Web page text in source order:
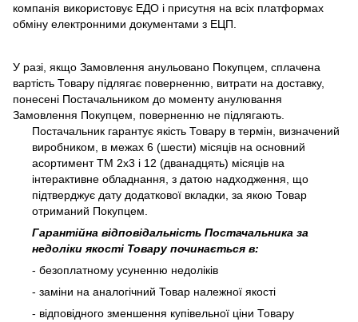
компанія використовує ЕДО і присутня на всіх платформах
обміну електронними документами з ЕЦП.
У разі, якщо Замовлення анульовано Покупцем, сплачена
вартість Товару підлягає поверненню, витрати на доставку,
понесені Постачальником до моменту анулювання
Замовлення Покупцем, поверненню не підлягають.
Постачальник гарантує якість Товару в термін, визначений
виробником, в межах 6 (шести) місяців на основний
асортимент ТМ 2х3 і 12 (дванадцять) місяців на
інтерактивне обладнання, з датою надходження, що
підтверджує дату додаткової вкладки, за якою Товар
отриманий Покупцем.
Гарантійна відповідальність Постачальника за
недоліки якості Товару починається в:
- безоплатному усуненню недоліків
- заміни на аналогічний Товар належної якості
- відповідного зменшення купівельної ціни Товару